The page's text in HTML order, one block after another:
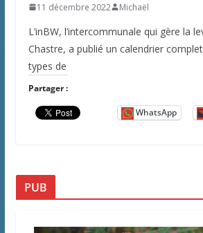
11 décembre 2022 Michaël
L’inBW, l’intercommunale qui gère la
Chastre, a publié un calendrier
types de
Partager :
WhatsApp
PUB